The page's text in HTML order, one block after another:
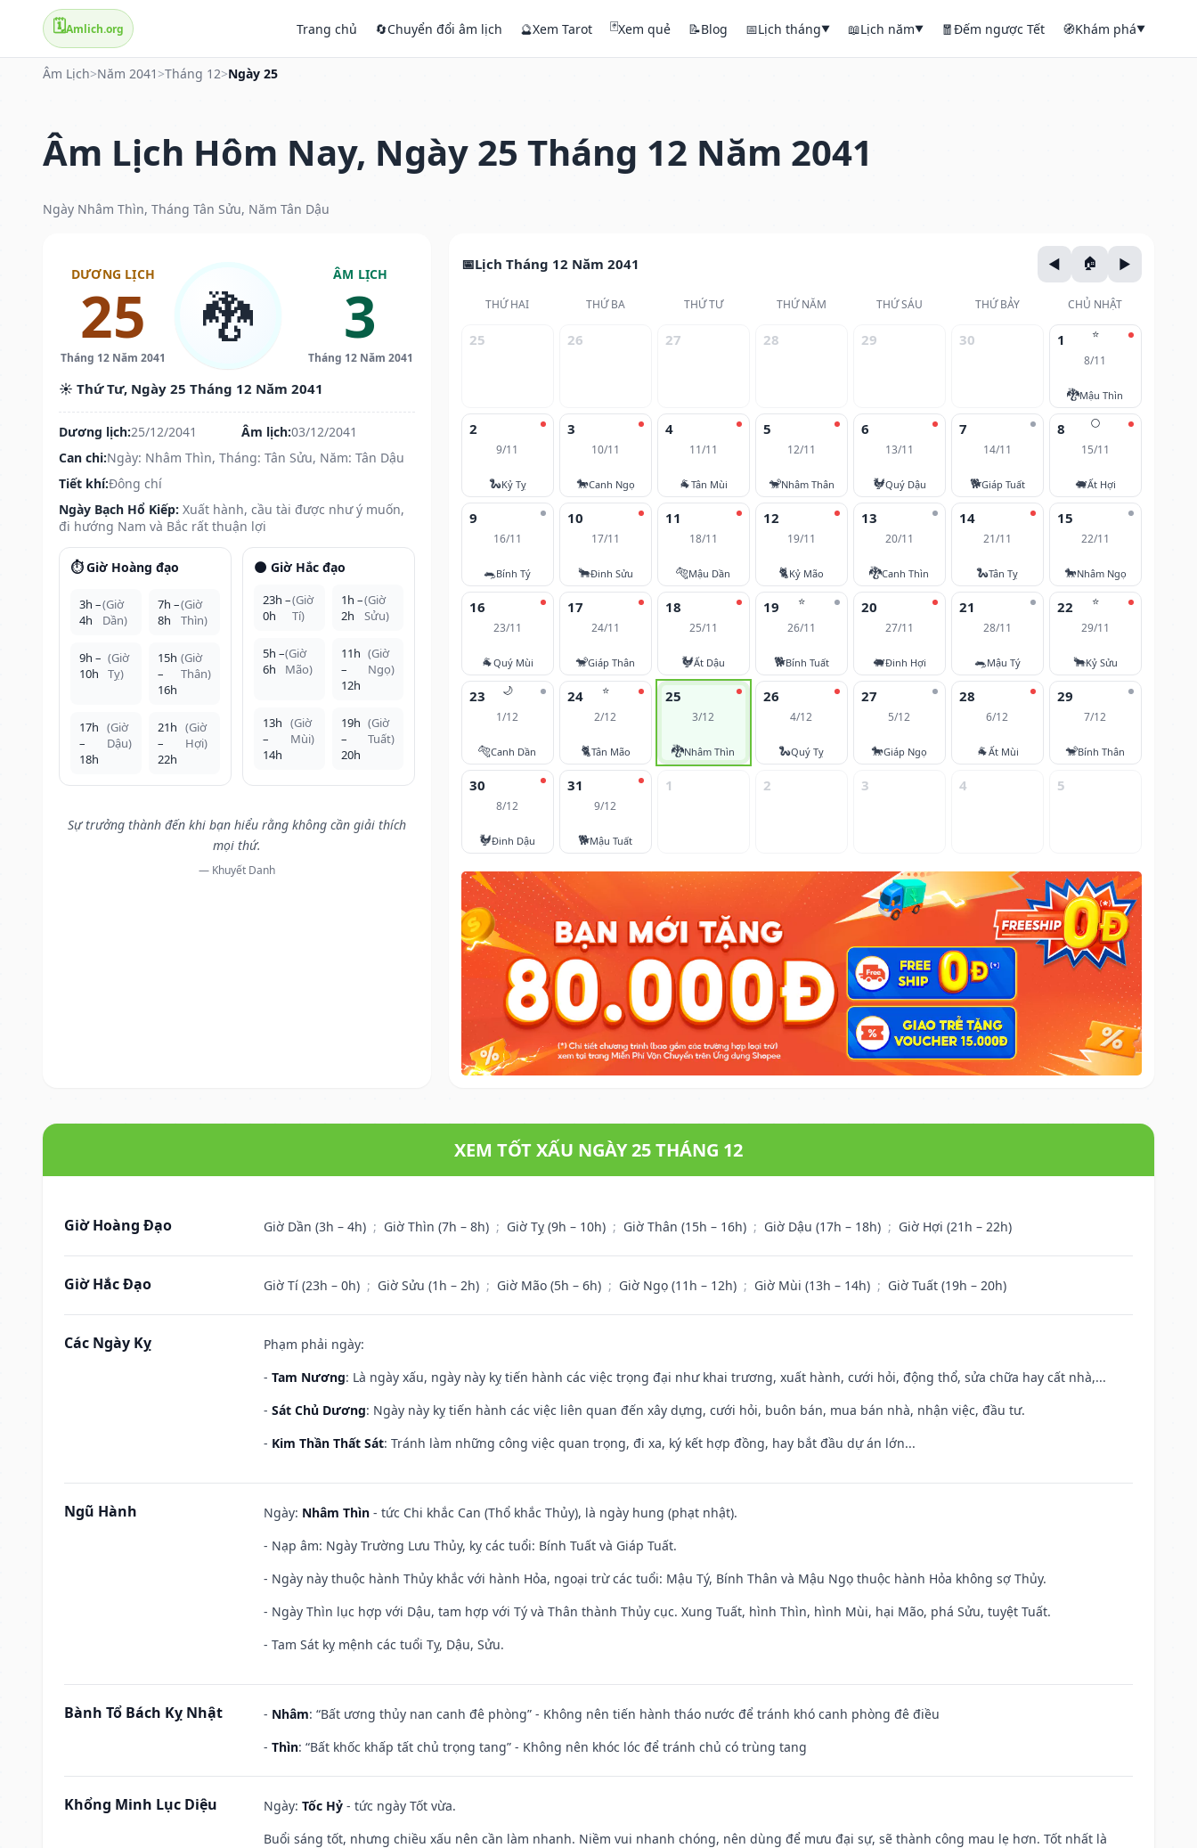
🗓️Amlich.org Trang chủ 🔄Chuyển đổi âm lịch 🔮Xem Tarot 🃏Xem quẻ 📝Blog 📅Lịch tháng▼ 📖Lịch năm▼ 🧧Đếm ngược Tết 🧭Khám phá▼
Âm Lịch>Năm 2041 >Tháng 12>Ngày 25
Âm Lịch Hôm Nay, Ngày 25 Tháng 12 Năm 2041
Ngày Nhâm Thìn, Tháng Tân Sửu, Năm Tân Dậu
DƯƠNG LỊCH
25
Tháng 12 Năm 2041
🐉
ÂM LỊCH
3
Tháng 12 Năm 2041
☀️ Thứ Tư, Ngày 25 Tháng 12 Năm 2041
Dương lịch:25/12/2041 Âm lịch:03/12/2041
Can chi:Ngày: Nhâm Thìn, Tháng: Tân Sửu, Năm: Tân Dậu
Tiết khí:Đông chí
Ngày Bạch Hổ Kiếp: Xuất hành, cầu tài được như ý muốn,
đi hướng Nam và Bắc rất thuận lợi
⏱️ Giờ Hoàng đạo
3h –
4h
(Giờ
Dần)
7h –
8h
(Giờ
Thìn)
9h –
10h
(Giờ
Tỵ)
15h
–
16h
(Giờ
Thân)
17h
–
18h
(Giờ
Dậu)
21h
–
22h
(Giờ
Hợi)
🌑 Giờ Hắc đạo
23h –
0h
(Giờ
Tí)
1h –
2h
(Giờ
Sửu)
5h –
6h
(Giờ
Mão)
11h
–
12h
(Giờ
Ngọ)
13h
–
14h
(Giờ
Mùi)
19h
–
20h
(Giờ
Tuất)
Sự trưởng thành đến khi bạn hiểu rằng không cần giải thích
mọi thứ.
— Khuyết Danh
Lịch Tháng 12 Năm 2041
THỨ HAI THỨ BA THỨ TƯ THỨ NĂM THỨ SÁU THỨ BẢY CHỦ NHẬT
25 26 27 28 29 30 ⭐
1
8/11
🐉Mậu Thìn
2
9/11
🐍Kỷ Tỵ
3
10/11
🐎Canh Ngọ
4
11/11
🐐Tân Mùi
5
12/11
🐒Nhâm Thân
6
13/11
🐓Quý Dậu
7
14/11
🐕Giáp Tuất
🌕
8
15/11
🐖Ất Hợi
9
16/11
🐀Bính Tý
10
17/11
🐂Đinh Sửu
11
18/11
🐅Mậu Dần
12
19/11
🐈Kỷ Mão
13
20/11
🐉Canh Thìn
14
21/11
🐍Tân Tỵ
15
22/11
🐎Nhâm Ngọ
16
23/11
🐐Quý Mùi
17
24/11
🐒Giáp Thân
18
25/11
🐓Ất Dậu
⭐
19
26/11
🐕Bính Tuất
20
27/11
🐖Đinh Hợi
21
28/11
🐀Mậu Tý
⭐
22
29/11
🐂Kỷ Sửu
🌙
23
1/12
🐅Canh Dần
⭐
24
2/12
🐈Tân Mão
25
3/12
🐉Nhâm Thìn
26
4/12
🐍Quý Tỵ
27
5/12
🐎Giáp Ngọ
28
6/12
🐐Ất Mùi
29
7/12
🐒Bính Thân
30
8/12
🐓Đinh Dậu
31
9/12
🐕Mậu Tuất
1 2 3 4 5
XEM TỐT XẤU NGÀY 25 THÁNG 12
Giờ Hoàng Đạo Giờ Dần (3h – 4h) ; Giờ Thìn (7h – 8h) ; Giờ Tỵ (9h – 10h) ; Giờ Thân (15h – 16h) ; Giờ Dậu (17h – 18h) ; Giờ Hợi (21h – 22h)
Giờ Hắc Đạo Giờ Tí (23h – 0h) ; Giờ Sửu (1h – 2h) ; Giờ Mão (5h – 6h) ; Giờ Ngọ (11h – 12h) ; Giờ Mùi (13h – 14h) ; Giờ Tuất (19h – 20h)
Các Ngày Kỵ
Phạm phải ngày:
- Tam Nương: Là ngày xấu, ngày này kỵ tiến hành các việc trọng đại như khai trương, xuất hành, cưới hỏi, động thổ, sửa chữa hay cất nhà,...
- Sát Chủ Dương: Ngày này kỵ tiến hành các việc liên quan đến xây dựng, cưới hỏi, buôn bán, mua bán nhà, nhận việc, đầu tư.
- Kim Thần Thất Sát: Tránh làm những công việc quan trọng, đi xa, ký kết hợp đồng, hay bắt đầu dự án lớn...
Ngũ Hành Ngày: Nhâm Thìn - tức Chi khắc Can (Thổ khắc Thủy), là ngày hung (phạt nhật).
- Nạp âm: Ngày Trường Lưu Thủy, kỵ các tuổi: Bính Tuất và Giáp Tuất.
- Ngày này thuộc hành Thủy khắc với hành Hỏa, ngoại trừ các tuổi: Mậu Tý, Bính Thân và Mậu Ngọ thuộc hành Hỏa không sợ Thủy.
- Ngày Thìn lục hợp với Dậu, tam hợp với Tý và Thân thành Thủy cục. Xung Tuất, hình Thìn, hình Mùi, hại Mão, phá Sửu, tuyệt Tuất.
- Tam Sát kỵ mệnh các tuổi Tỵ, Dậu, Sửu.
Bành Tổ Bách Kỵ Nhật - Nhâm: “Bất ương thủy nan canh đê phòng” - Không nên tiến hành tháo nước để tránh khó canh phòng đê điều
- Thìn: “Bất khốc khấp tất chủ trọng tang” - Không nên khóc lóc để tránh chủ có trùng tang
Khổng Minh Lục Diệu Ngày: Tốc Hỷ - tức ngày Tốt vừa.
Buổi sáng tốt, nhưng chiều xấu nên cần làm nhanh. Niềm vui nhanh chóng, nên dùng để mưu đại sự, sẽ thành công mau lẹ hơn. Tốt nhất là